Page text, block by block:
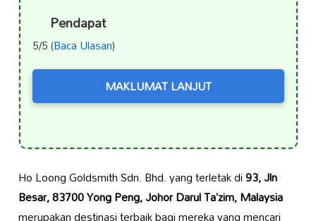
Pendapat
5/5 (Baca Ulasan)
MAKLUMAT LANJUT
Ho Loong Goldsmith Sdn. Bhd. yang terletak di93, Jln
Besar, 83700 Yong Peng, Johor Darul Ta’zim, Malaysia